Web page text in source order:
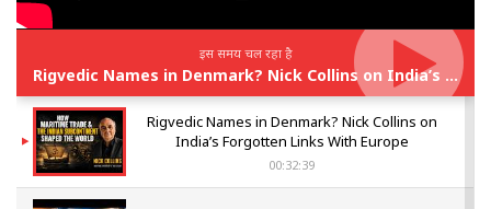
इस समय चल रहा है
Rigvedic Names in Denmark? Nick Collins on India’s Forgotten Links With Europe
Rigvedic Names in Denmark? Nick Collins on
India’s Forgotten Links With Europe
00:32:39